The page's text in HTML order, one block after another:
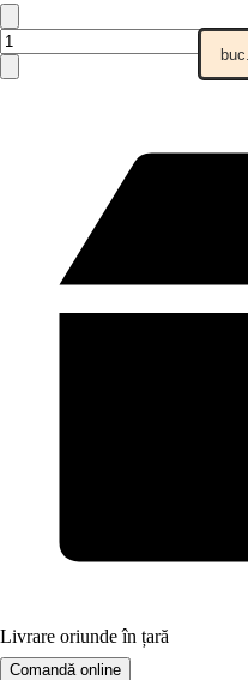
buc.
Livrare oriunde în țară
Comandă online